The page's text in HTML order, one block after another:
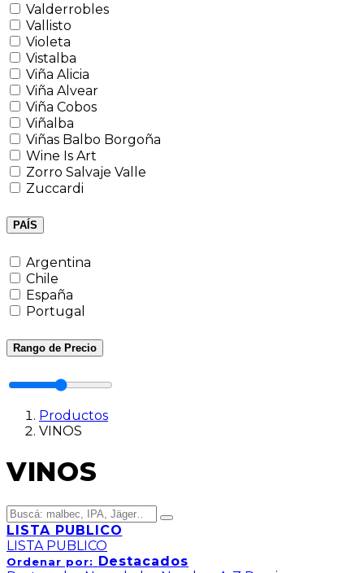
Valderrobles
Vallisto
Violeta
Vistalba
Viña Alicia
Viña Alvear
Viña Cobos
Viñalba
Viñas Balbo Borgoña
Wine Is Art
Zorro Salvaje Valle
Zuccardi
PAÍS
Argentina
Chile
España
Portugal
Rango de Precio
Productos
VINOS
VINOS
LISTA PUBLICO
LISTA PUBLICO
Ordenar por: Destacados